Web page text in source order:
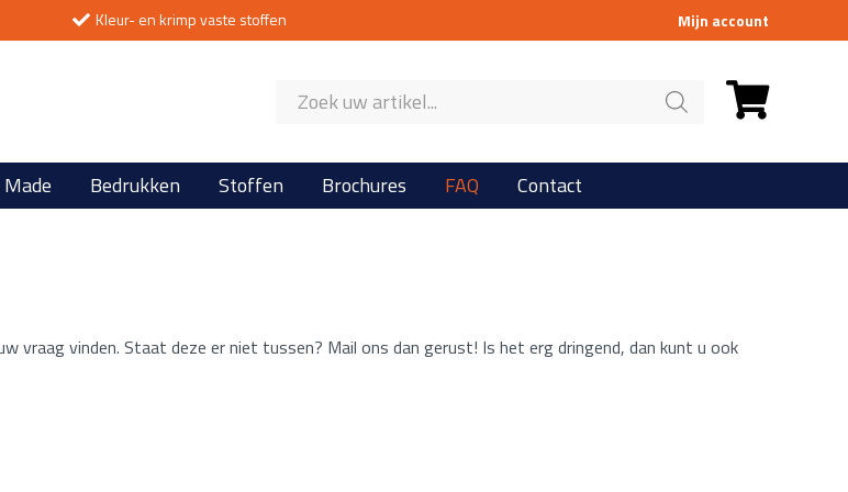
Kleur- en krimp vaste stoffen Mijn account
zoeken
Bedrukken Stoffen Brochures FAQ Contact
vinden. Staat deze er niet tussen? Mail ons dan gerust! Is het erg dringend, dan kunt u ook